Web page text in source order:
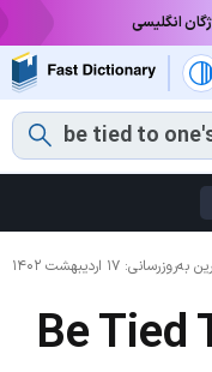
انگلیسی
به‌روزرسانی: ۱۷ اردیبهشت ۱۴۰۲
Be Tied